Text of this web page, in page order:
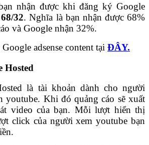
nhận được khi đăng ký Google
68/32. Nghĩa là bạn nhận được 68%
và Google nhận 32%.
adsense content tại ĐÂY.
Hosted
là tài khoản dành cho người
youtube. Khi đó quảng cáo sẽ xuất
video của bạn. Mỗi lượt hiển thị
click của người xem youtube bạn